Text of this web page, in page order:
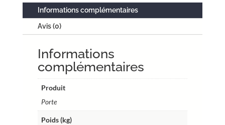
travées
-
hauteur
Informations complémentaires
Avis (0)
Informations
complémentaires
Produit
Porte
Poids (kg)